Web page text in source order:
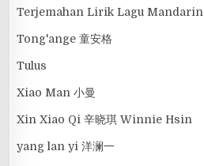
Terjemahan Lirik Lagu Mandarin
Tong'ange 童安格
Tulus
Xiao Man 小曼
Xin Xiao Qi 辛晓琪 Winnie Hsin
yang lan yi 洋澜一